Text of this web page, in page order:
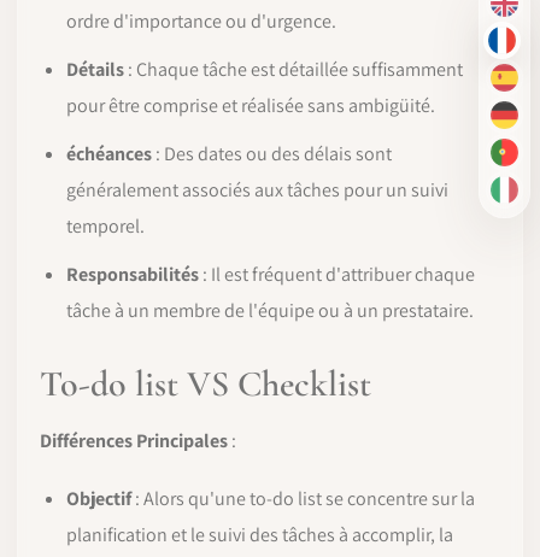
EN
FR
ES
DE
PT-
IT
ordre d'importance ou d'urgence.
Détails: Chaque tâche est détaillée suffisamment
pour être comprise et réalisée sans ambigüité.
échéances: Des dates ou des délais sont
généralement associés aux tâches pour un suivi
temporel.
Responsabilités: Il est fréquent d'attribuer chaque
tâche à un membre de l'équipe ou à un prestataire.
To-do list VS Checklist
Différences Principales:
Objectif: Alors qu'une to-do list se concentre sur la
planification et le suivi des tâches à accomplir, la